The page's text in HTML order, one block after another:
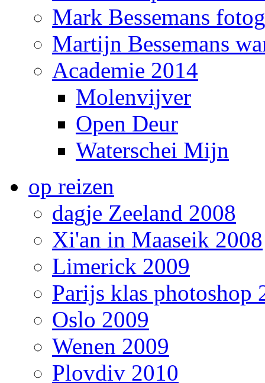
Mark Bessemans
Martijn Bessemans
Academie 2014
Molenvijver
Open Deur
Waterschei Mijn
op reizen
dagje Zeeland 2008
Xi'an in Maaseik 2008
Limerick 2009
Parijs klas photoshop
Oslo 2009
Wenen 2009
Plovdiv 2010